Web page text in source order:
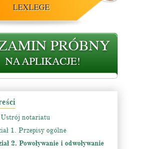
LEXLEGE
notariatu
1. Przepisy ogólne
2. Powoływanie i odwoływanie